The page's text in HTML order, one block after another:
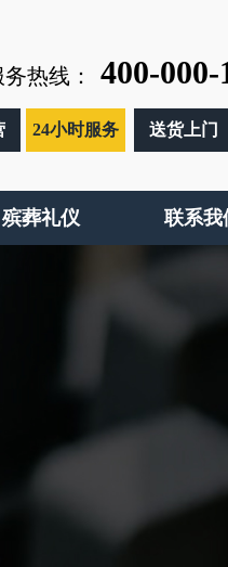
务热线： 400-000-
24小时服务 送货上门
殡葬礼仪 联系我